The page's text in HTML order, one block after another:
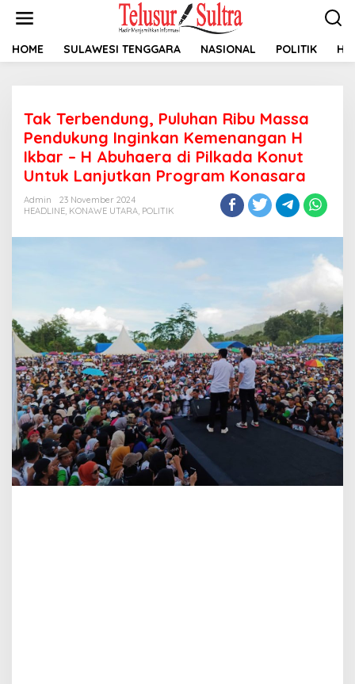
t
HOME SULAWESI TENGGARA NASIONAL POLITIK
Tak Terbendung, Puluhan Ribu Massa
Pendukung Inginkan Kemenangan H
Ikbar – H Abuhaera di Pilkada Konut
Untuk Lanjutkan Program Konasara
Admin
23 November 2024
HEADLINE, KONAWE UTARA, POLITIK